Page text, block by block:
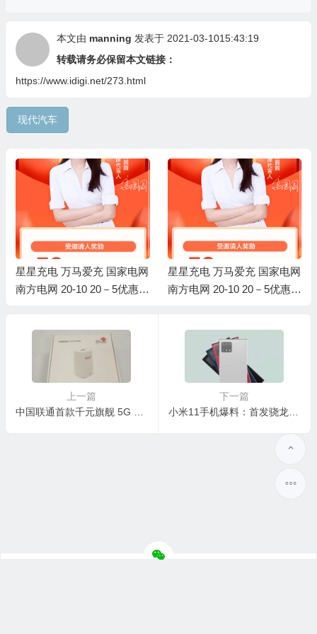
本文由 manning 发表于 2021-03-1015:43:19
转载请务必保留本文链接：
https://www.idigi.net/273.html
现代汽车
星星充电 万马爱充 国家电网
南方电网 20-10 20－5优惠券
星星充电 万马爱充 国家电网
南方电网 20-10 20－5优惠券
上一篇
中国联通首款千元旗舰 5G CPE VN007测评
下一篇
小米11手机爆料：首发骁龙875 或采用屏下摄像头技术